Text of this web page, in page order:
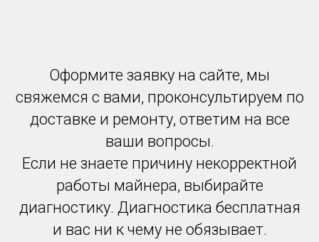
Оформите заявку на сайте, мы
свяжемся с вами, проконсультируем по
доставке и ремонту, ответим на все
ваши вопросы.
Если не знаете причину некорректной
работы майнера, выбирайте
диагностику. Диагностика бесплатная
и вас ни к чему не обязывает.